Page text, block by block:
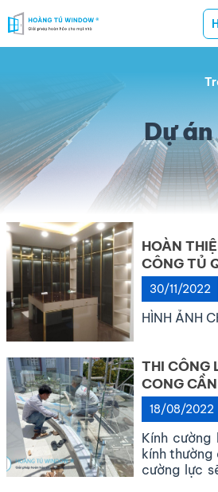
Hoàng
giải
mọi
nhà
Dự án
30/11/2022
HOÀN
CÔNG TỦ
KÍNH
HÌNH ẢNH
18/08/2022
THI CÔNG
CONG
Kính
kính
cường lực